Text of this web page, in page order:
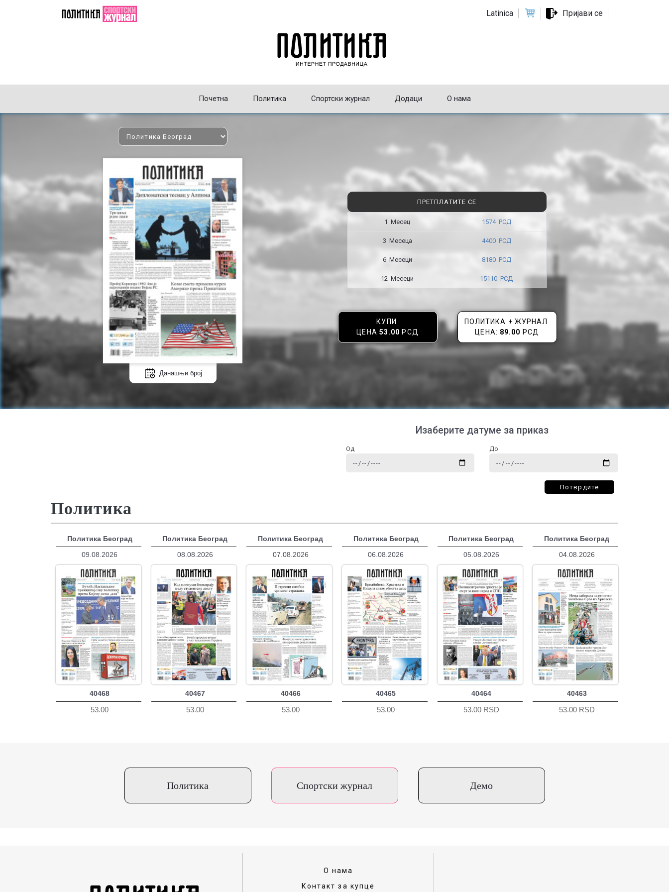
Latinica Пријави се
Почетна Политика Спортски журнал Додаци О нама
Данашњи број
ПРЕТПЛАТИТЕ СЕ
1 Месец 1574 РСД
3 Месецa 4400 РСД
6 Месеци 8180 РСД
12 Месеци 15110 РСД
КУПИ
ЦЕНА 53.00 РСД
ПОЛИТИКА + ЖУРНАЛ
ЦЕНА: 89.00 РСД
Изаберите датуме за приказ
Од До
Потврдите
Политика
Политика Београд
09.08.2026
40468
53.00
Политика Београд
08.08.2026
40467
53.00
Политика Београд
07.08.2026
40466
53.00
Политика Београд
06.08.2026
40465
53.00
Политика Београд
05.08.2026
40464
53.00 RSD
Политика Београд
04.08.2026
40463
53.00 RSD
Политика Спортски журнал Демо
О нама
Контакт за купце